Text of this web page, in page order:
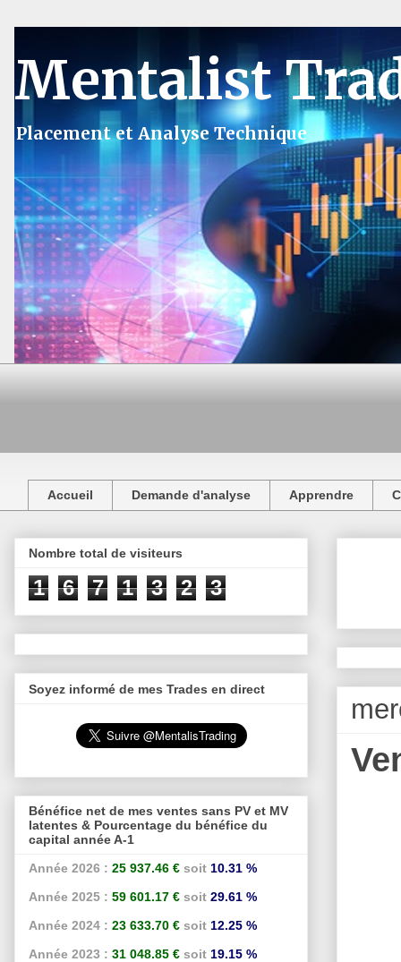
Mentalist
Placement et Analyse Technique
Accueil Demande d'analyse Apprendre
Nombre total de visiteurs
1 6 7 1 3 2 3
Soyez informé de mes Trades en direct
Bénéfice net de mes ventes sans PV et MV
latentes & Pourcentage du bénéfice du
capital année A-1
Année 2026 : 25 937.46 € soit 10.31 %
Année 2025 : 59 601.17 € soit 29.61 %
Année 2024 : 23 633.70 € soit 12.25 %
Année 2023 : 31 048.85 € soit 19.15 %